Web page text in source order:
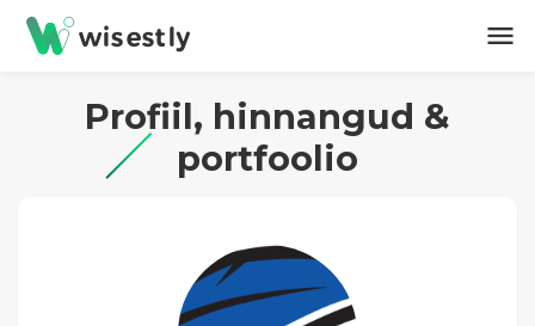
menu
Profiil, hinnangud &
portfoolio